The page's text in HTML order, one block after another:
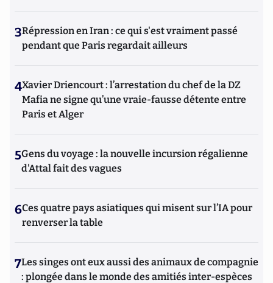
3Répression en Iran : ce qui s'est vraiment passé
pendant que Paris regardait ailleurs
4Xavier Driencourt : l’arrestation du chef de la DZ
Mafia ne signe qu’une vraie-fausse détente entre
Paris et Alger
5Gens du voyage : la nouvelle incursion régalienne
d'Attal fait des vagues
6Ces quatre pays asiatiques qui misent sur l’IA pour
renverser la table
7Les singes ont eux aussi des animaux de compagnie
: plongée dans le monde des amitiés inter-espèces